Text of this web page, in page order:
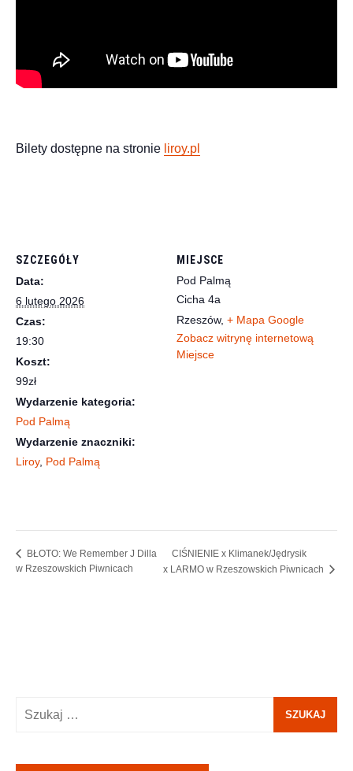
Bilety dostępne na stronie liroy.pl
SZCZEGÓŁY
Data:
6 lutego 2026
Czas:
19:30
Koszt:
99zł
Wydarzenie kategoria:
Pod Palmą
Wydarzenie znaczniki:
Liroy, Pod Palmą
MIEJSCE
Pod Palmą
Cicha 4a
Rzeszów, + Mapa Google
Zobacz witrynę internetową
Miejsce
BŁOTO: We Remember J Dilla
w Rzeszowskich Piwnicach
CIŚNIENIE x Klimanek/Jędrysik
x LARMO w Rzeszowskich Piwnicach